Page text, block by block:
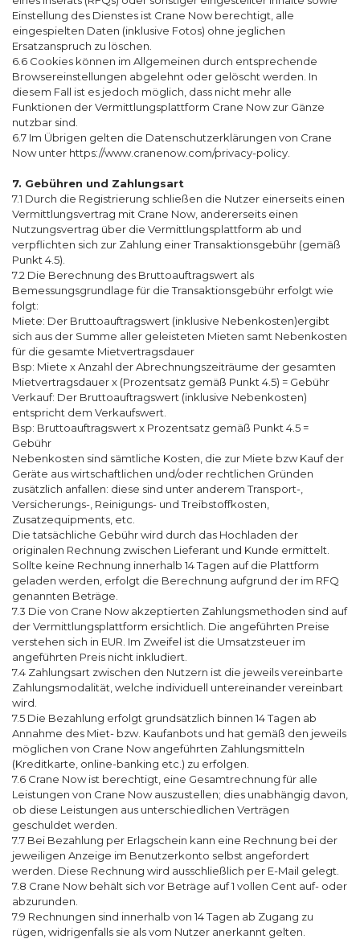
Einstellung des Dienstes ist Crane Now berechtigt, alle
eingespielten Daten (inklusive Fotos) ohne jeglichen
Ersatzanspruch zu löschen.
6.6 Cookies können im Allgemeinen durch entsprechende
Browsereinstellungen abgelehnt oder gelöscht werden. In
diesem Fall ist es jedoch möglich, dass nicht mehr alle
Funktionen der Vermittlungsplattform Crane Now zur Gänze
nutzbar sind.
6.7 Im Übrigen gelten die Datenschutzerklärungen von Crane
Now unter https://www.cranenow.com/privacy-policy.
7. Gebühren und Zahlungsart
7.1 Durch die Registrierung schließen die Nutzer einerseits einen
Vermittlungsvertrag mit Crane Now, andererseits einen
Nutzungsvertrag über die Vermittlungsplattform ab und
verpflichten sich zur Zahlung einer Transaktionsgebühr (gemäß
Punkt 4.5).
7.2 Die Berechnung des Bruttoauftragswert als
Bemessungsgrundlage für die Transaktionsgebühr erfolgt wie
folgt:
Miete: Der Bruttoauftragswert (inklusive Nebenkosten)ergibt
sich aus der Summe aller geleisteten Mieten samt Nebenkosten
für die gesamte Mietvertragsdauer
Bsp: Miete x Anzahl der Abrechnungszeiträume der gesamten
Mietvertragsdauer x (Prozentsatz gemäß Punkt 4.5) = Gebühr
Verkauf: Der Bruttoauftragswert (inklusive Nebenkosten)
entspricht dem Verkaufswert.
Bsp: Bruttoauftragswert x Prozentsatz gemäß Punkt 4.5 =
Gebühr
Nebenkosten sind sämtliche Kosten, die zur Miete bzw Kauf der
Geräte aus wirtschaftlichen und/oder rechtlichen Gründen
zusätzlich anfallen: diese sind unter anderem Transport-,
Versicherungs-, Reinigungs- und Treibstoffkosten,
Zusatzequipments, etc.
Die tatsächliche Gebühr wird durch das Hochladen der
originalen Rechnung zwischen Lieferant und Kunde ermittelt.
Sollte keine Rechnung innerhalb 14 Tagen auf die Plattform
geladen werden, erfolgt die Berechnung aufgrund der im RFQ
genannten Beträge.
7.3 Die von Crane Now akzeptierten Zahlungsmethoden sind auf
der Vermittlungsplattform ersichtlich. Die angeführten Preise
verstehen sich in EUR. Im Zweifel ist die Umsatzsteuer im
angeführten Preis nicht inkludiert.
7.4 Zahlungsart zwischen den Nutzern ist die jeweils vereinbarte
Zahlungsmodalität, welche individuell untereinander vereinbart
wird.
7.5 Die Bezahlung erfolgt grundsätzlich binnen 14 Tagen ab
Annahme des Miet- bzw. Kaufanbots und hat gemäß den jeweils
möglichen von Crane Now angeführten Zahlungsmitteln
(Kreditkarte, online-banking etc.) zu erfolgen.
7.6 Crane Now ist berechtigt, eine Gesamtrechnung für alle
Leistungen von Crane Now auszustellen; dies unabhängig davon,
ob diese Leistungen aus unterschiedlichen Verträgen
geschuldet werden.
7.7 Bei Bezahlung per Erlagschein kann eine Rechnung bei der
jeweiligen Anzeige im Benutzerkonto selbst angefordert
werden. Diese Rechnung wird ausschließlich per E-Mail gelegt.
7.8 Crane Now behält sich vor Beträge auf 1 vollen Cent auf- oder
abzurunden.
7.9 Rechnungen sind innerhalb von 14 Tagen ab Zugang zu
rügen, widrigenfalls sie als vom Nutzer anerkannt gelten.